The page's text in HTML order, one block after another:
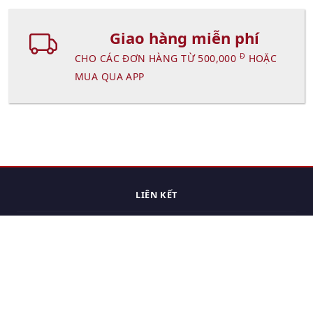
Giao hàng miễn phí
CHO CÁC ĐƠN HÀNG TỪ 500,000 Đ HOẶC
MUA QUA APP
LIÊN KẾT